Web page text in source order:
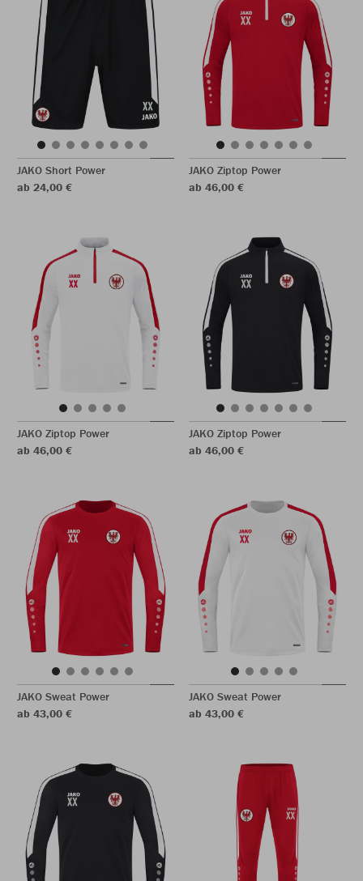
JAKO Short Power
ab 24,00 €
JAKO Ziptop Power
ab 46,00 €
JAKO Ziptop Power
ab 46,00 €
JAKO Ziptop Power
ab 46,00 €
JAKO Sweat Power
ab 43,00 €
JAKO Sweat Power
ab 43,00 €